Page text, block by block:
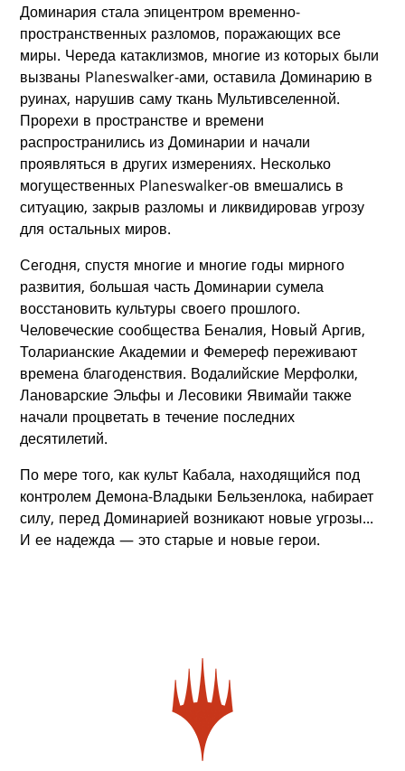
Доминария стала эпицентром временно-
пространственных разломов, поражающих все
миры. Череда катаклизмов, многие из которых были
вызваны Planeswalker-ами, оставила Доминарию в
руинах, нарушив саму ткань Мультивселенной.
Прорехи в пространстве и времени
распространились из Доминарии и начали
проявляться в других измерениях. Несколько
могущественных Planeswalker-ов вмешались в
ситуацию, закрыв разломы и ликвидировав угрозу
для остальных миров.
Сегодня, спустя многие и многие годы мирного
развития, большая часть Доминарии сумела
восстановить культуры своего прошлого.
Человеческие сообщества Беналия, Новый Аргив,
Толарианские Академии и Фемереф переживают
времена благоденствия. Водалийские Мерфолки,
Лановарские Эльфы и Лесовики Явимайи также
начали процветать в течение последних
десятилетий.
По мере того, как культ Кабала, находящийся под
контролем Демона-Владыки Бельзенлока, набирает
силу, перед Доминарией возникают новые угрозы...
И ее надежда — это старые и новые герои.